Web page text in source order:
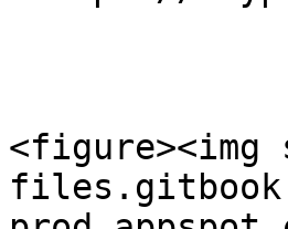
<figure><img